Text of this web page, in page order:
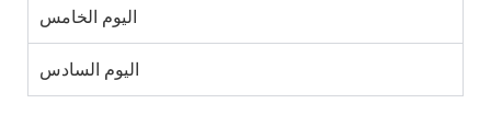
اليوم الخامس
اليوم السادس